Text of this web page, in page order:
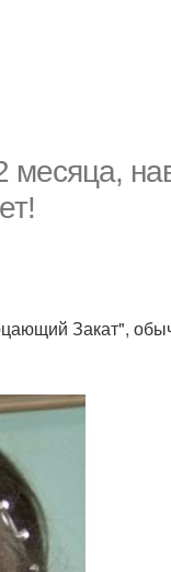
месяца,
Закат",